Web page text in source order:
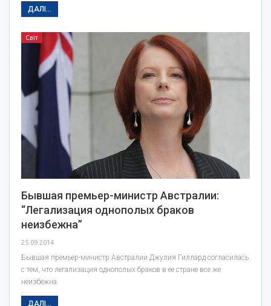
ДАЛІ...
Світ
Бывшая премьер-министр Австралии:
“Легализация однополых браков
неизбежна”
25.09.2014
Бывшая премьер-министр Австралии Джулия Гиллард согласилась
с тем, что легализация однополых браков в ее стране все же
неизбежна.
ДАЛІ...